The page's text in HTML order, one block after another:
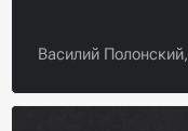
Василий Полонский,